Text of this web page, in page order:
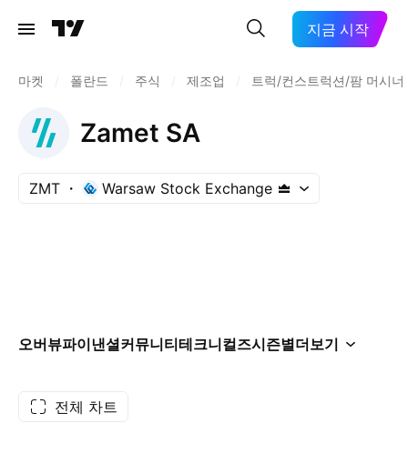
지금 시작
마켓 폴란드 주식 제조업 트럭/컨스트럭션/팜 머시너
Zamet SA
ZMT Warsaw Stock Exchange
오버뷰파이낸셜커뮤니티테크니컬즈시즌별더보기
전체 차트